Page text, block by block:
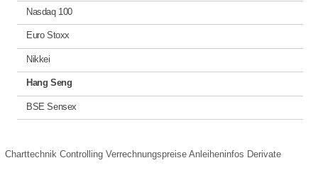
Nasdaq 100
Euro Stoxx
Nikkei
Hang Seng
BSE Sensex
Charttechnik Controlling Verrechnungspreise Anleiheninfos Derivate